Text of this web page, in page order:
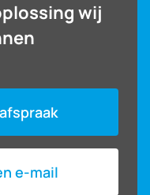
wij
e-mail